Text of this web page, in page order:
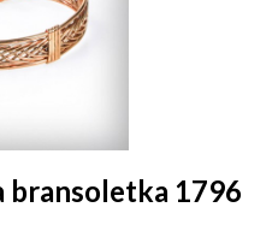
bransoletka 1796